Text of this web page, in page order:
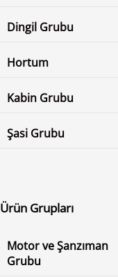
Dingil Grubu
Hortum
Kabin Grubu
Şasi Grubu
Ürün Grupları
Motor ve Şanzıman
Grubu